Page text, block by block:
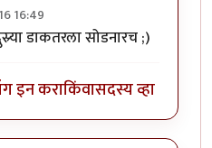
16:49
सस्नेहडाकतरला सोडनारच ;)
इन कराकिंवासदस्य व्हा